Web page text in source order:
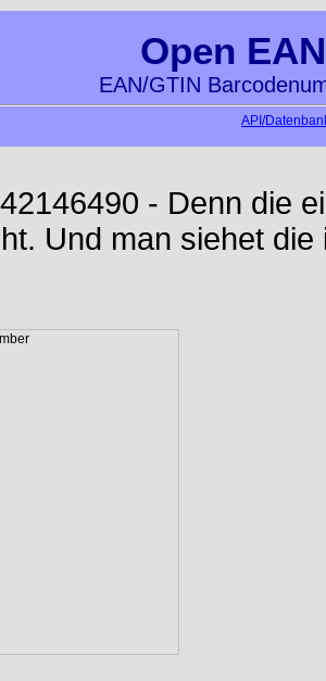
Open
EAN/GTIN
API/
- Denn die
Und man siehet